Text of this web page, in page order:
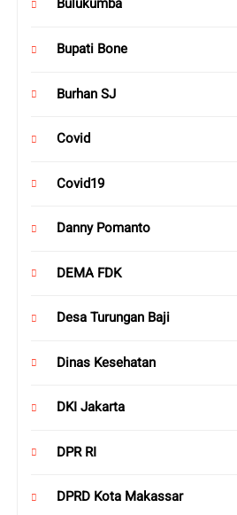
Bulukumba
Bupati Bone
Burhan SJ
Covid
Covid19
Danny Pomanto
DEMA FDK
Desa Turungan Baji
Dinas Kesehatan
DKI Jakarta
DPR RI
DPRD Kota Makassar